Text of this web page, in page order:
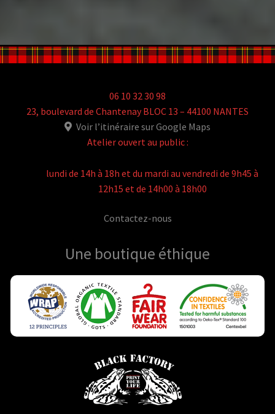
06 10 32 30 98
23, boulevard de Chantenay BLOC 13 – 44100 NANTES
Voir l’itinéraire sur Google Maps
Atelier ouvert au public :
lundi de 14h à 18h et du mardi au vendredi de 9h45 à
12h15 et de 14h00 à 18h00
Contactez-nous
Une boutique éthique